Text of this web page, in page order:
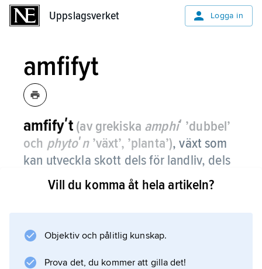
Uppslagsverket Logga in
amfifyt
amfifyʹt (av grekiska amphiʹ ’dubbel’
och phytoʹn’växt’, ’planta’),växt som
kan utveckla skott dels för landliv, dels
för vattenliv.
.
Vill du komma åt hela artikeln?
Objektiv och pålitlig kunskap.
Prova det, du kommer att gilla det!